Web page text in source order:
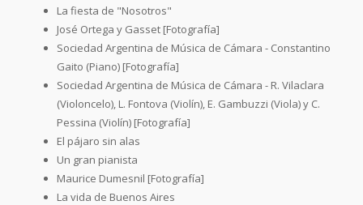
La fiesta de "Nosotros"
José Ortega y Gasset [Fotografía]
Sociedad Argentina de Música de Cámara - Constantino
Gaito (Piano) [Fotografía]
Sociedad Argentina de Música de Cámara - R. Vilaclara
(Violoncelo), L. Fontova (Violín), E. Gambuzzi (Viola) y C.
Pessina (Violín) [Fotografía]
El pájaro sin alas
Un gran pianista
Maurice Dumesnil [Fotografía]
La vida de Buenos Aires